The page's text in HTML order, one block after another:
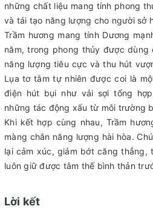
những chất liệu mang tính phong
và tái tạo năng lượng cho người sở
Trầm hương mang tính Dương
năm, trong phong thủy được
năng lượng tiêu cực và thu hút
Lụa tơ tằm tự nhiên được coi là
điện hút bụi như vải sợi tổng
những tác động xấu từ môi trường
Khi kết hợp cùng nhau, Trầm
màng chắn năng lượng hài hòa.
lại cảm xúc, giảm bớt căng
luôn giữ được tâm thế bình thản
Lời kết